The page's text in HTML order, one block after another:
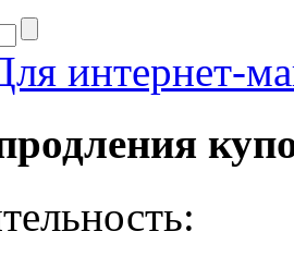
интернет-